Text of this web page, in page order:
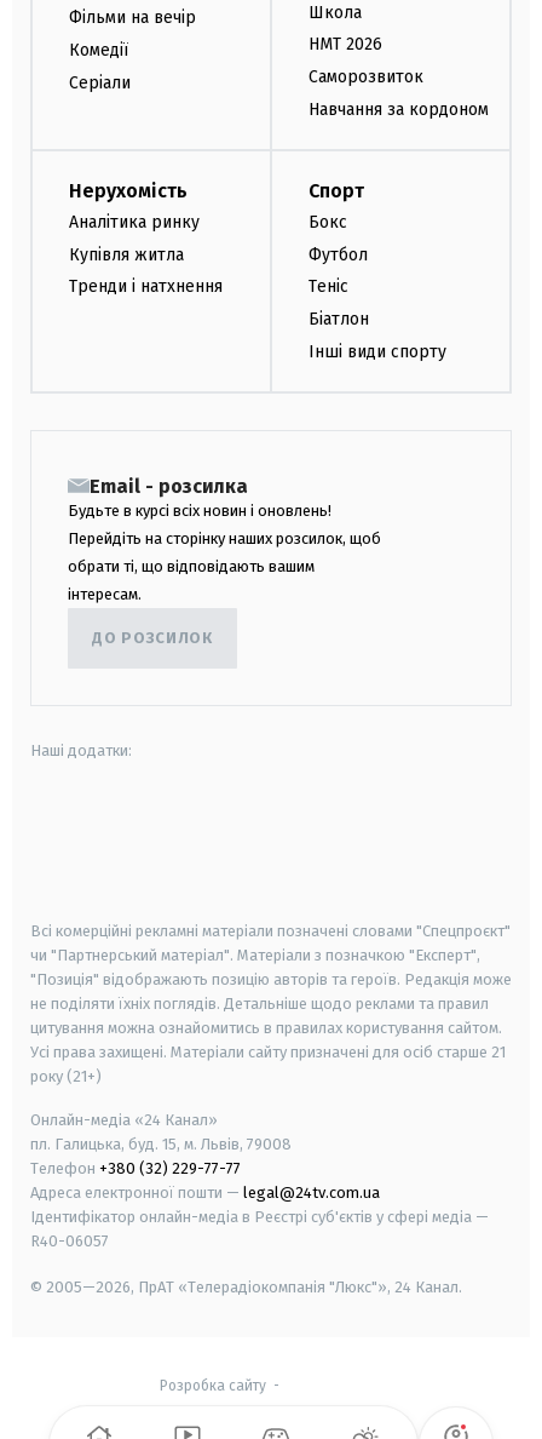
Фільми на вечір
Комедії
Серіали
Школа
НМТ 2026
Саморозвиток
Навчання за кордоном
Нерухомість
Аналітика ринку
Купівля житла
Тренди і натхнення
Спорт
Бокс
Футбол
Теніс
Біатлон
Інші види спорту
Email - розсилка
Будьте в курсі всіх новин і оновлень!
Перейдіть на сторінку наших розсилок, щоб
обрати ті, що відповідають вашим
інтересам.
ДО РОЗСИЛОК
Наші додатки:
Всі комерційні рекламні матеріали позначені словами "Спецпроєкт"
чи "Партнерський матеріал". Матеріали з позначкою "Експерт",
"Позиція" відображають позицію авторів та героїв. Редакція може
не поділяти їхніх поглядів. Детальніше щодо реклами та правил
цитування можна ознайомитись в правилах користування сайтом.
Усі права захищені. Матеріали сайту призначені для осіб старше 21
року (21+)
Онлайн-медіа «24 Канал»
пл. Галицька, буд. 15, м. Львів, 79008
Телефон +380 (32) 229-77-77
Адреса електронної пошти — legal@24tv.com.ua
Ідентифікатор онлайн-медіа в Реєстрі суб'єктів у сфері медіа —
R40-06057
© 2005—2026, ПрАТ «Телерадіокомпанія "Люкс"», 24 Канал.
Розробка сайту-